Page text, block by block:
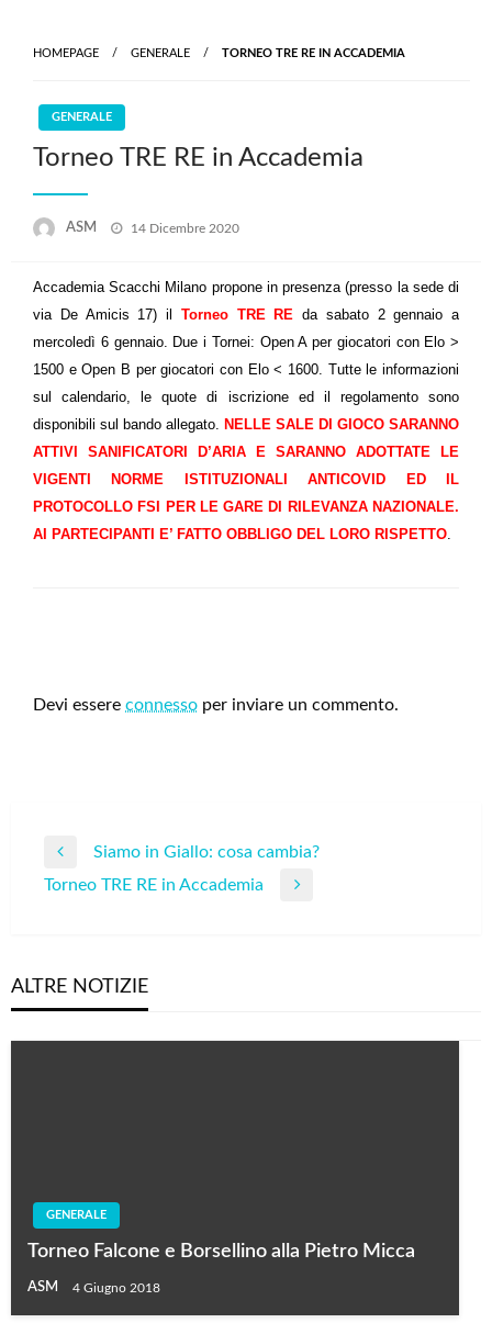
HOMEPAGE GENERALE TORNEO TRE RE IN ACCADEMIA
GENERALE
Torneo TRE RE in Accademia
ASM
Posted
14 Dicembre 2020
Accademia Scacchi Milano propone in presenza (presso la sede di
via De Amicis 17) il Torneo TRE RE da sabato 2 gennaio a
mercoledì 6 gennaio. Due i Tornei: Open A per giocatori con Elo >
1500 e Open B per giocatori con Elo < 1600. Tutte le informazioni
sul calendario, le quote di iscrizione ed il regolamento sono
disponibili sul bando allegato. NELLE SALE DI GIOCO SARANNO
ATTIVI SANIFICATORI D’ARIA E SARANNO ADOTTATE LE
VIGENTI NORME ISTITUZIONALI ANTICOVID ED IL
PROTOCOLLO FSI PER LE GARE DI RILEVANZA NAZIONALE.
AI PARTECIPANTI E’ FATTO OBBLIGO DEL LORO RISPETTO.
Devi essere connesso per inviare un commento.
Navigazione
articoli
Previous
Post
Siamo in Giallo: cosa cambia?
Next
Torneo TRE RE in Accademia
ALTRE NOTIZIE
GENERALE
Torneo Falcone e Borsellino alla Pietro Micca
ASM 4 Giugno 2018